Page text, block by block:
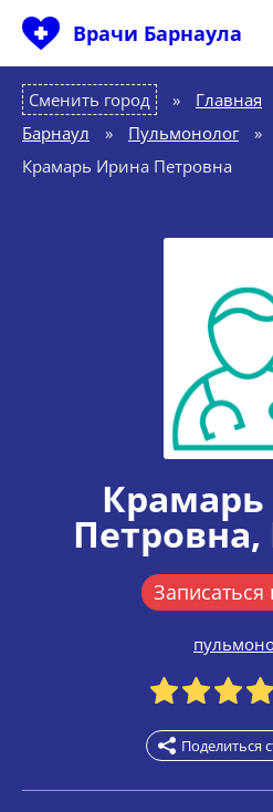
Врачи Барнаула
Сменить город Главная
Барнаул
» Пульмонолог
»
Крамарь Ирина Петровна
Петровна,
Записаться
Поделиться